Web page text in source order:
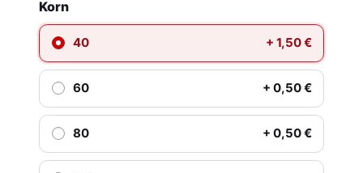
Korn
40 + 1,50 €
60 + 0,50 €
80 + 0,50 €